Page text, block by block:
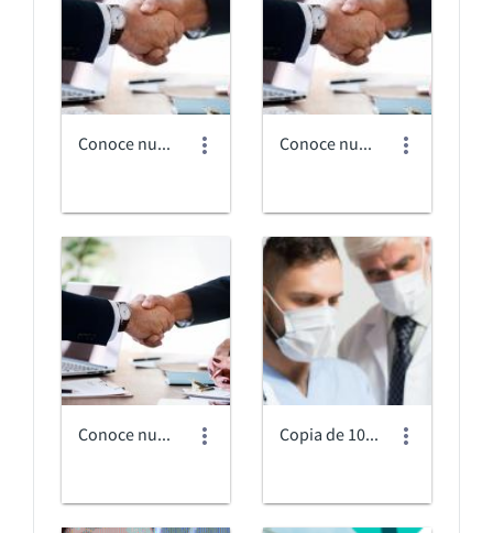
Conoce nuestras alianzas internacionales.jpg Conoce nuestras alianzas internacionales_low.jpeg
Conoce nuestras alianzas internacionalespesada.jpg Copia de 10.jpg